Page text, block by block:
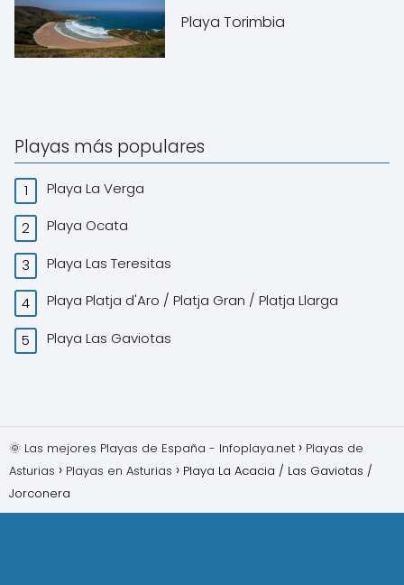
Playa Torimbia
Playas más populares
Playa La Verga
Playa Ocata
Playa Las Teresitas
Playa Platja d'Aro / Platja Gran / Platja Llarga
Playa Las Gaviotas
🌞 Las mejores Playas de España - Infoplaya.net
Playas de
Asturias
Playas en Asturias
Playa La Acacia / Las Gaviotas /
Jorconera